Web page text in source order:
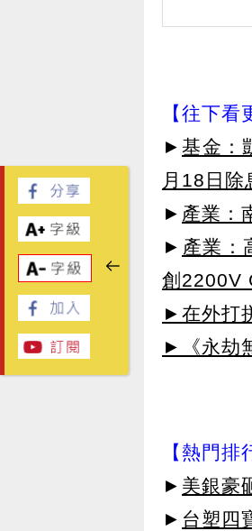
【往下看
► 基金：
月18日除
► 產業：
► 產業：
創2200V
►在外打
►《永劫
【熱門排
► 美銀豪
► 台塑四